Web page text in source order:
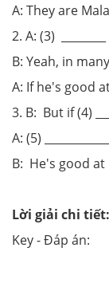
A: They are
2. A: (3) ________
B: Yeah, in
A: If he's good
3. B: But if (4)
A: (5)
B: He's good at
Lời giải chi tiết:
Key - Đáp án: